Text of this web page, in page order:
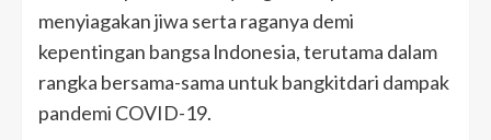
menyiagakan jiwa serta raganya demi
kepentingan bangsa lndonesia, terutama dalam
rangka bersama-sama untuk bangkitdari dampak
pandemi COVID-19.